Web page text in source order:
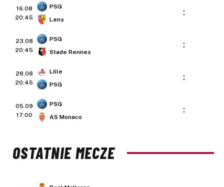
16.08
20:45
PSG
Lens
:
23.08
20:45
PSG
Stade Rennes
:
28.08
20:45
Lille
PSG
:
05.09
17:00
PSG
AS Monaco
:
OSTATNIE MECZE